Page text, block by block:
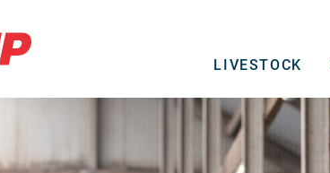
Livestock
Over ons
LIVESTOCK